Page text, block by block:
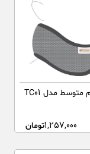
گردنبند نرم متوسط مدل TC01
1,257,000تومان